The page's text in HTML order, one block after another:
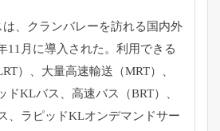
、
クランバレーを訪れる国内外
11月に導入された。利用できる
）、大量高速輸送（MRT）、
ドKLバス、高速バス（BRT）、
、ラピッドKLオンデマンドサー